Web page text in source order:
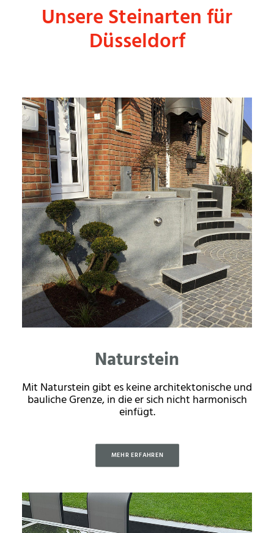
Unsere Steinarten für
Düsseldorf
Naturstein
Mit Naturstein gibt es keine architektonische und
bauliche Grenze, in die er sich nicht harmonisch
einfügt.
MEHR ERFAHREN